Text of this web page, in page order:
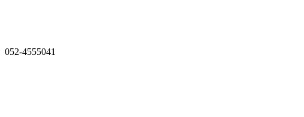
052-4555041